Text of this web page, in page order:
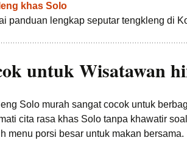
khas Solo
panduan lengkap seputar tengkleng di
untuk Wisatawan
Solo murah sangat cocok untuk
cita rasa khas Solo tanpa khawatir
menu porsi besar untuk makan bersama.